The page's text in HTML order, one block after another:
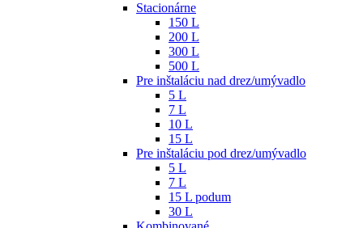
Stacionárne
150 L
200 L
300 L
500 L
Pre inštaláciu nad drez/umývadlo
5 L
7 L
10 L
15 L
Pre inštaláciu pod drez/umývadlo
5 L
7 L
15 L podum
30 L